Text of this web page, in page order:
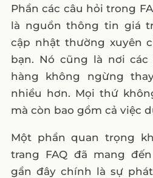
Phần các câu hỏi trong
là nguồn thông tin giá
cập nhật thường xuyên
bạn. Nó cũng là nơi các
hàng không ngừng
nhiều hơn. Mọi thứ
mà còn bao gồm cả việc
Một phần quan trọng
trang FAQ đã mang
gần đây chính là sự